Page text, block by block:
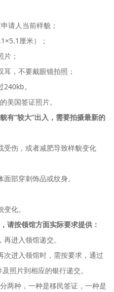
请人当前样貌；
厘米）；
；
，不要戴眼镜拍照；
。
国签证照片。
有“较大”出入，需要拍摄最新的
伤，或者减肥导致样貌变化
部穿刺饰品或纹身。
化。
请按领馆方面实际要求提供：
进入领馆递交。
进入领馆时，需按要求，通过
照片到相应的银行递交。
种，一种是移民签证，一种是